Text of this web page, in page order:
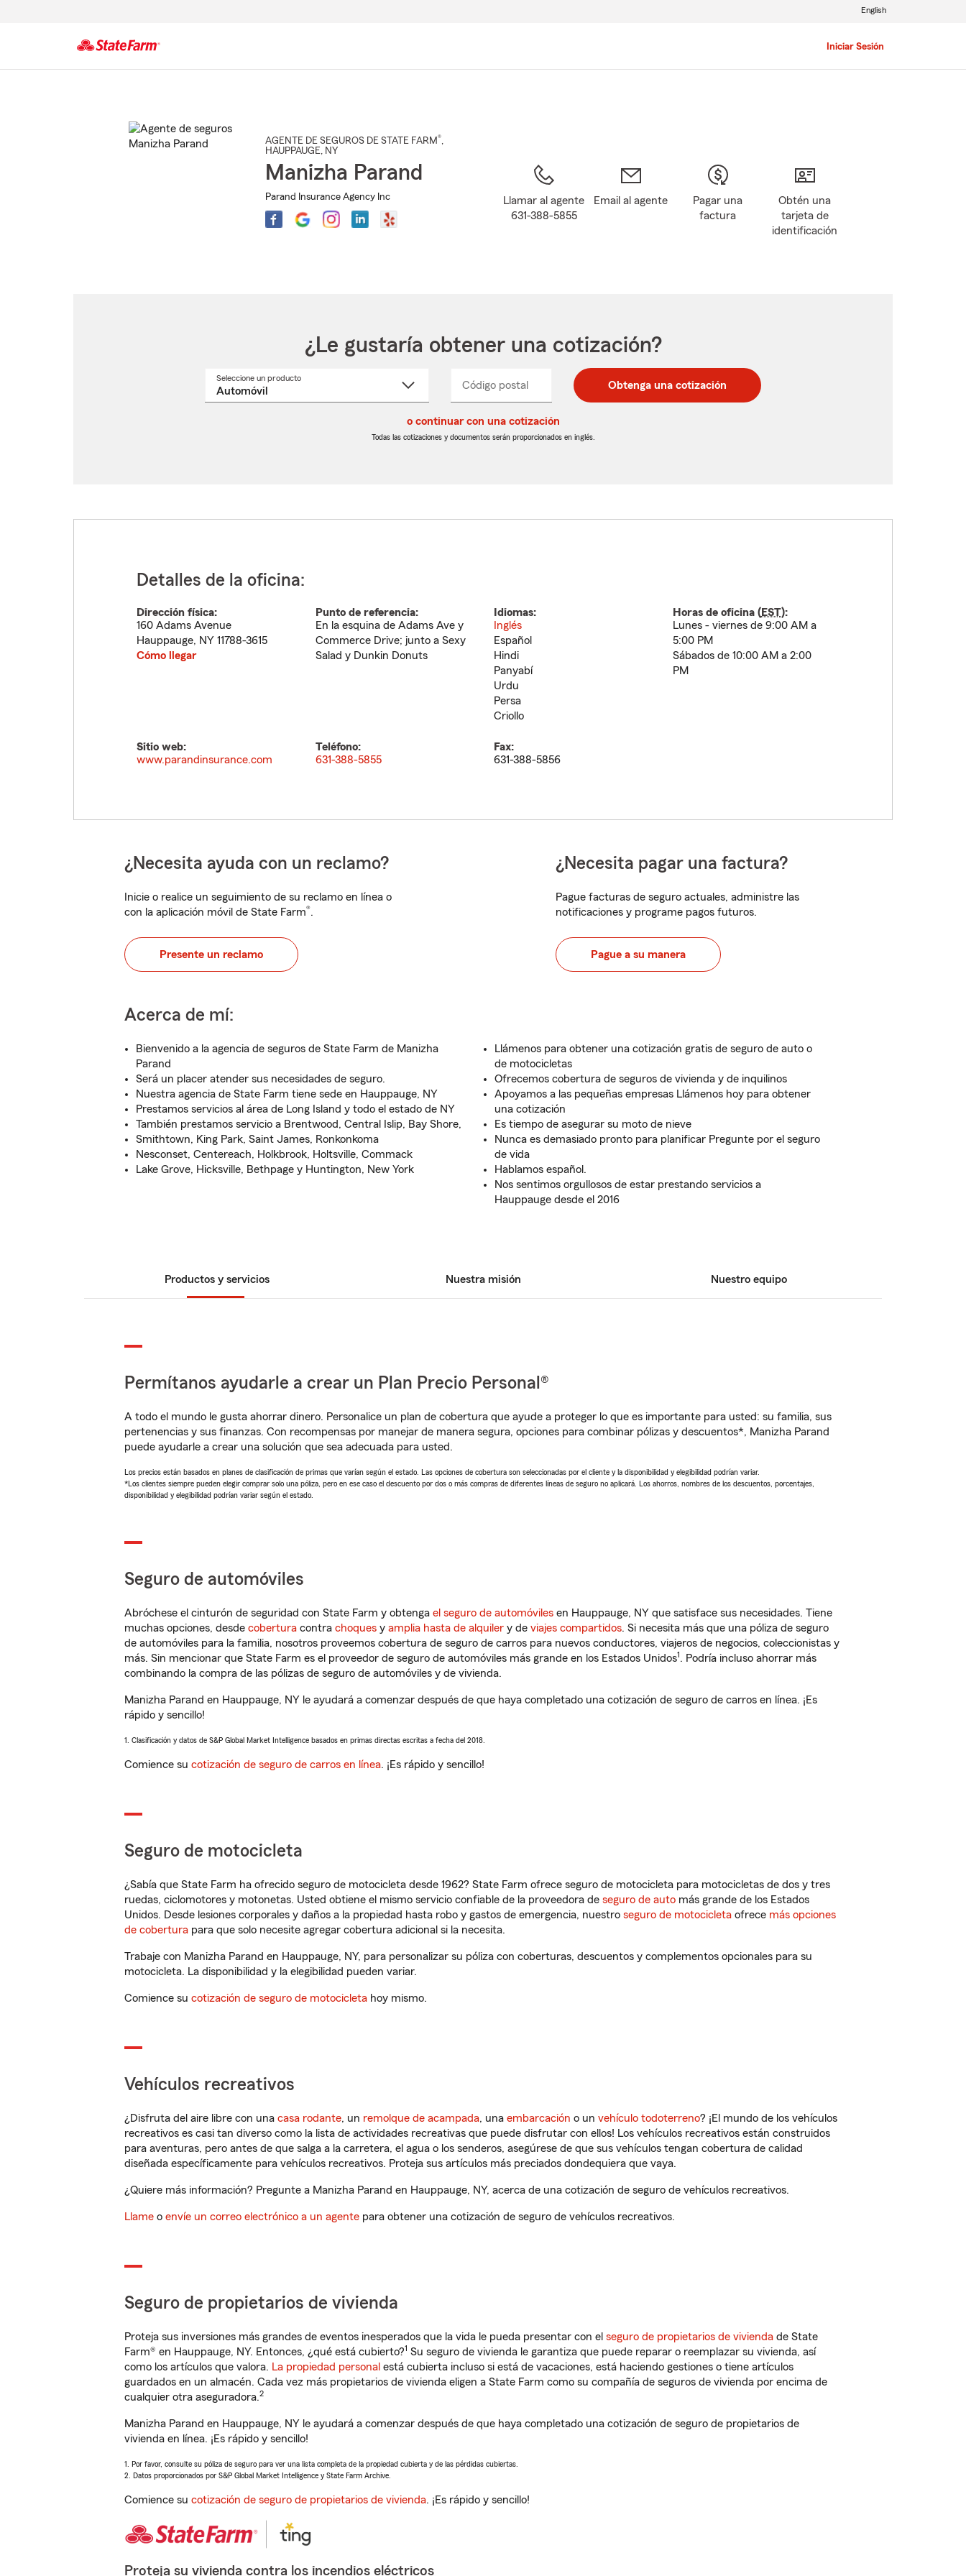
Iniciar Sesión
English
AGENTE DE SEGUROS DE STATE FARM®,
HAUPPAUGE, NY
Manizha Parand
Parand Insurance Agency Inc
Llamar al agente
631-388-5855
Email al agente
Pagar una
factura
Obtén una
tarjeta de
identificación
¿Le gustaría obtener una cotización?
Seleccione un productoSeleccione
Código postal
postal
de
postal
de
_____ Obtenga una cotización
o continuar con una cotización
Todas las cotizaciones y documentos serán proporcionados en inglés.
Detalles de la oficina:
Dirección física:
160 Adams Avenue
Hauppauge, NY 11788-3615
Cómo llegar
Punto de referencia:
En la esquina de Adams Ave y
Commerce Drive; junto a Sexy
Salad y Dunkin Donuts
Idiomas:
Inglés
Español
Hindi
Panyabí
Urdu
Persa
Criollo
Horas de oficina (EST):
Lunes - viernes de 9:00 AM a
5:00 PM
Sábados de 10:00 AM a 2:00
PM
Sitio web:
www.parandinsurance.com
Teléfono:
631-388-5855
Fax:
631-388-5856
¿Necesita ayuda con un reclamo?
Inicie o realice un seguimiento de su reclamo en línea o
con la aplicación móvil de State Farm®.
Presente un reclamo
¿Necesita pagar una factura?
Pague facturas de seguro actuales, administre las
notificaciones y programe pagos futuros.
Pague a su manera
Acerca de mí:
Bienvenido a la agencia de seguros de State Farm de Manizha
Parand
Será un placer atender sus necesidades de seguro.
Nuestra agencia de State Farm tiene sede en Hauppauge, NY
Prestamos servicios al área de Long Island y todo el estado de NY
También prestamos servicio a Brentwood, Central Islip, Bay Shore,
Smithtown, King Park, Saint James, Ronkonkoma
Nesconset, Centereach, Holkbrook, Holtsville, Commack
Lake Grove, Hicksville, Bethpage y Huntington, New York
Llámenos para obtener una cotización gratis de seguro de auto o
de motocicletas
Ofrecemos cobertura de seguros de vivienda y de inquilinos
Apoyamos a las pequeñas empresas Llámenos hoy para obtener
una cotización
Es tiempo de asegurar su moto de nieve
Nunca es demasiado pronto para planificar Pregunte por el seguro
de vida
Hablamos español.
Nos sentimos orgullosos de estar prestando servicios a
Hauppauge desde el 2016
Productos y servicios Nuestra misión Nuestro equipo
Permítanos ayudarle a crear un Plan Precio Personal®
A todo el mundo le gusta ahorrar dinero. Personalice un plan de cobertura que ayude a proteger lo que es importante para usted: su familia, sus
pertenencias y sus finanzas. Con recompensas por manejar de manera segura, opciones para combinar pólizas y descuentos*, Manizha Parand
puede ayudarle a crear una solución que sea adecuada para usted.
Los precios están basados en planes de clasificación de primas que varían según el estado. Las opciones de cobertura son seleccionadas por el cliente y la disponibilidad y elegibilidad podrían variar.
*Los clientes siempre pueden elegir comprar solo una póliza, pero en ese caso el descuento por dos o más compras de diferentes líneas de seguro no aplicará. Los ahorros, nombres de los descuentos, porcentajes,
disponibilidad y elegibilidad podrían variar según el estado.
Seguro de automóviles
Abróchese el cinturón de seguridad con State Farm y obtenga el seguro de automóviles en Hauppauge, NY que satisface sus necesidades. Tiene
muchas opciones, desde cobertura contra choques y amplia hasta de alquiler y de viajes compartidos. Si necesita más que una póliza de seguro
de automóviles para la familia, nosotros proveemos cobertura de seguro de carros para nuevos conductores, viajeros de negocios, coleccionistas y
más. Sin mencionar que State Farm es el proveedor de seguro de automóviles más grande en los Estados Unidos1. Podría incluso ahorrar más
combinando la compra de las pólizas de seguro de automóviles y de vivienda.
Manizha Parand en Hauppauge, NY le ayudará a comenzar después de que haya completado una cotización de seguro de carros en línea. ¡Es
rápido y sencillo!
1. Clasificación y datos de S&P Global Market Intelligence basados en primas directas escritas a fecha del 2018.
Comience su cotización de seguro de carros en línea. ¡Es rápido y sencillo!
Seguro de motocicleta
¿Sabía que State Farm ha ofrecido seguro de motocicleta desde 1962? State Farm ofrece seguro de motocicleta para motocicletas de dos y tres
ruedas, ciclomotores y motonetas. Usted obtiene el mismo servicio confiable de la proveedora de seguro de auto más grande de los Estados
Unidos. Desde lesiones corporales y daños a la propiedad hasta robo y gastos de emergencia, nuestro seguro de motocicleta ofrece más opciones
de cobertura para que solo necesite agregar cobertura adicional si la necesita.
Trabaje con Manizha Parand en Hauppauge, NY, para personalizar su póliza con coberturas, descuentos y complementos opcionales para su
motocicleta. La disponibilidad y la elegibilidad pueden variar.
Comience su cotización de seguro de motocicleta hoy mismo.
Vehículos recreativos
¿Disfruta del aire libre con una casa rodante, un remolque de acampada, una embarcación o un vehículo todoterreno? ¡El mundo de los vehículos
recreativos es casi tan diverso como la lista de actividades recreativas que puede disfrutar con ellos! Los vehículos recreativos están construidos
para aventuras, pero antes de que salga a la carretera, el agua o los senderos, asegúrese de que sus vehículos tengan cobertura de calidad
diseñada específicamente para vehículos recreativos. Proteja sus artículos más preciados dondequiera que vaya.
¿Quiere más información? Pregunte a Manizha Parand en Hauppauge, NY, acerca de una cotización de seguro de vehículos recreativos.
Llame o envíe un correo electrónico a un agente para obtener una cotización de seguro de vehículos recreativos.
Seguro de propietarios de vivienda
Proteja sus inversiones más grandes de eventos inesperados que la vida le pueda presentar con el seguro de propietarios de vivienda de State
Farm® en Hauppauge, NY. Entonces, ¿qué está cubierto?1 Su seguro de vivienda le garantiza que puede reparar o reemplazar su vivienda, así
como los artículos que valora. La propiedad personal está cubierta incluso si está de vacaciones, está haciendo gestiones o tiene artículos
guardados en un almacén. Cada vez más propietarios de vivienda eligen a State Farm como su compañía de seguros de vivienda por encima de
cualquier otra aseguradora.2
Manizha Parand en Hauppauge, NY le ayudará a comenzar después de que haya completado una cotización de seguro de propietarios de
vivienda en línea. ¡Es rápido y sencillo!
1. Por favor, consulte su póliza de seguro para ver una lista completa de la propiedad cubierta y de las pérdidas cubiertas.
2. Datos proporcionados por S&P Global Market Intelligence y State Farm Archive.
Comience su cotización de seguro de propietarios de vivienda. ¡Es rápido y sencillo!
Proteja su vivienda contra los incendios eléctricos